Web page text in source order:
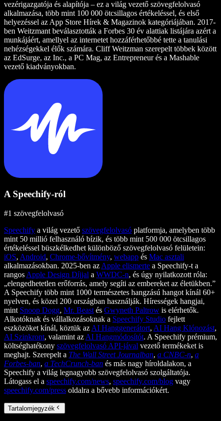
vezérigazgatója és alapítója – ez a világ vezető szövegfelolvasó
alkalmazása, több mint 100 000 ötcsillagos értékeléssel, és első
helyezéssel az App Store Hírek & Magazinok kategóriájában. 2017-
ben Weitzmant beválasztották a Forbes 30 év alattiak listájára azért a
munkájáért, amellyel az internetet hozzáférhetőbbé tette a tanulási
nehézségekkel élők számára. Cliff Weitzman szerepelt többek között
az EdSurge, az Inc., a PC Mag, az Entrepreneur és a Mashable
vezető kiadványokban.
A Speechify-ról
#1 szövegfelolvasó
Speechify a világ vezető szövegfelolvasó platformja, amelyben több
mint 50 millió felhasználó bízik, és több mint 500 000 ötcsillagos
értékeléssel büszkélkedhet különböző szövegfelolvasó felületein:
iOS, Android, Chrome-bővítmény, webapp és Mac asztali
alkalmazásokban. 2025-ben az Apple elismerte a Speechify-t a
rangos Apple Design Díjjal a WWDC-n, és úgy nyilatkozott róla:
„elengedhetetlen erőforrás, amely segíti az embereket az életükben.”
A Speechify több mint 1000 természetes hangzású hangot kínál 60+
nyelven, és közel 200 országban használják. Hírességek hangjai,
mint Snoop Dogg, Mr. Beast és Gwyneth Paltrow is elérhetők.
Alkotóknak és vállalkozásoknak a Speechify Studio fejlett
eszközöket kínál, köztük az AI Hanggenerátort, AI Hang Klónozást,
AI Szinkront, valamint az AI Hangmódosítót. A Speechify prémium,
költséghatékony szövegfelolvasó API-jával vezető termékeket is
meghajt. Szerepelt a The Wall Street Journalban, a CNBC-n, a
Forbes-ban, a TechCrunch-ban és más nagy híroldalakon, a
Speechify a világ legnagyobb szövegfelolvasó szolgáltatója.
Látogass el a speechify.com/news, speechify.com/blog vagy
speechify.com/press oldalra a bővebb információkért.
Tartalomjegyzék